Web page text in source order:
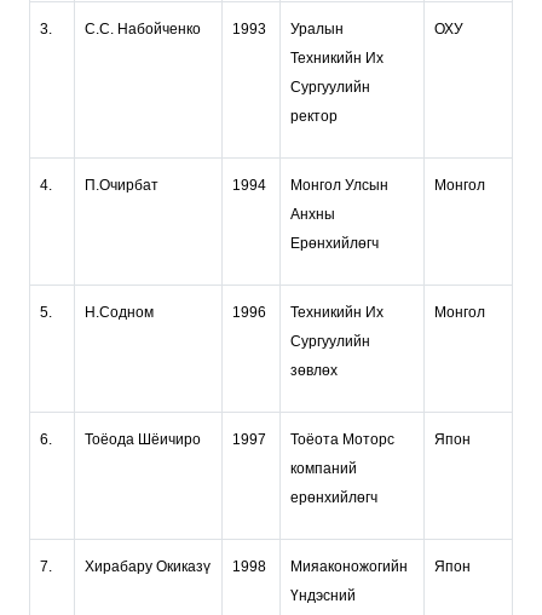
3. С.С. Набойченко 1993
Уралын
Техникийн Их
Cургуулийн
ректор
ОХУ
4. П.Очирбат 1994
Монгол Улсын
Анхны
Ерөнхийлөгч
Монгол
5. Н.Содном 1996
Техникийн Их
Сургуулийн
зөвлөх
Монгол
6. Тоёода Шёичиро 1997
Тоёота Моторс
компаний
ерөнхийлөгч
Япон
7. Хирабару Окиказү 1998
Мияаконожогийн
Үндэсний
Япон